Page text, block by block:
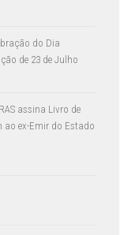
do Dia
de 23 de Julho
assina Livro de
ao ex-Emir do Estado